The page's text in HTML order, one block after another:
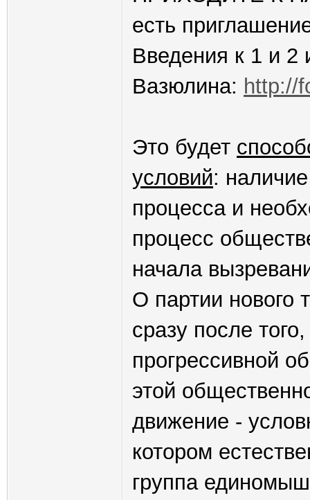
есть
Введения к 1 и 2
Вазюлина: http://
Это будет
условий:
процесса и
процесс
начала
О партии нового
сразу после
прогрессивной
этой
движение -
котором
группа